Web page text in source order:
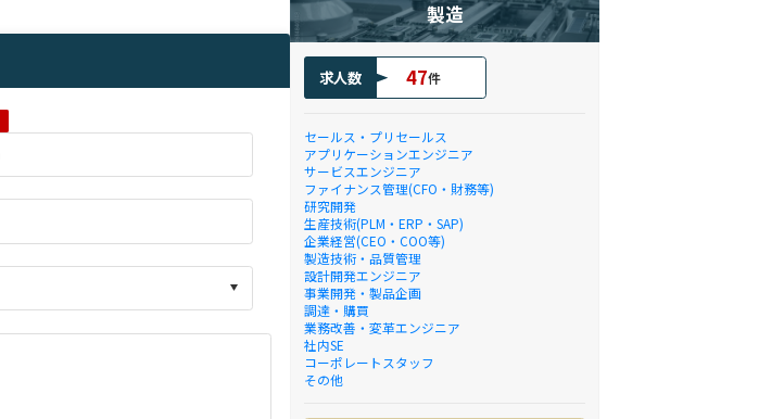
製造
求人数 47件
セールス・プリセールス
アプリケーションエンジニア
サービスエンジニア
ファイナンス管理(CFO・財務等)
研究開発
生産技術(PLM・ERP・SAP)
企業経営(CEO・COO等)
製造技術・品質管理
設計開発エンジニア
事業開発・製品企画
調達・購買
業務改善・変革エンジニア
社内SE
コーポレートスタッフ
その他